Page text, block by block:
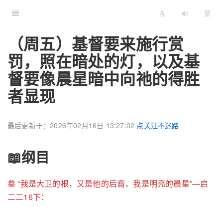
繁
（周五）基督要来施行赏
罚，照在暗处的灯，以及基
督要像晨星暗中向祂的得胜
者显现
最后更新于：2026年02月16日 13:27:02 点关注不迷路
📖纲目
叁 “我是大卫的根，又是他的后裔，我是明亮的晨星”—启
二二16下：